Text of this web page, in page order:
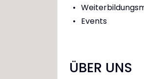
Events
ÜBER UNS